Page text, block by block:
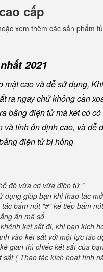
cấp
xem thêm các sản phẩm
2021
cao và dễ sử dụng,
ra ngay chứ không cần
bằng điện tử mà két có
tính ổn định cao, và dễ
điện tử bị hỏng
độ vừa cơ vừa điện tử "
giúp bạn khi thao tác
bấm nút "#" kế tiếp bấm
ẩn mã số
két sắt đi, khi bạn kích
vào két sắt với một lực tác
gian thì chiếc két sắt của
( Thao tác kích hoạt tính